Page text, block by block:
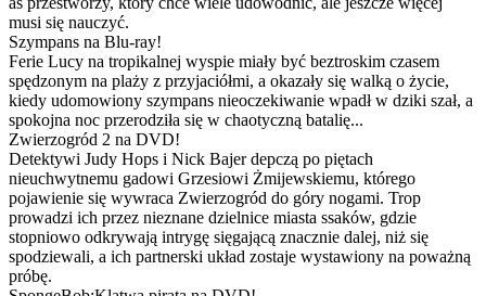
musi się nauczyć.
Szympans na Blu-ray!
Ferie Lucy na tropikalnej wyspie miały być beztroskim czasem
spędzonym na plaży z przyjaciółmi, a okazały się walką o życie,
kiedy udomowiony szympans nieoczekiwanie wpadł w dziki szał, a
spokojna noc przerodziła się w chaotyczną batalię...
Zwierzogród 2 na DVD!
Detektywi Judy Hops i Nick Bajer depczą po piętach
nieuchwytnemu gadowi Grzesiowi Żmijewskiemu, którego
pojawienie się wywraca Zwierzogród do góry nogami. Trop
prowadzi ich przez nieznane dzielnice miasta ssaków, gdzie
stopniowo odkrywają intrygę sięgającą znacznie dalej, niż się
spodziewali, a ich partnerski układ zostaje wystawiony na poważną
próbę.